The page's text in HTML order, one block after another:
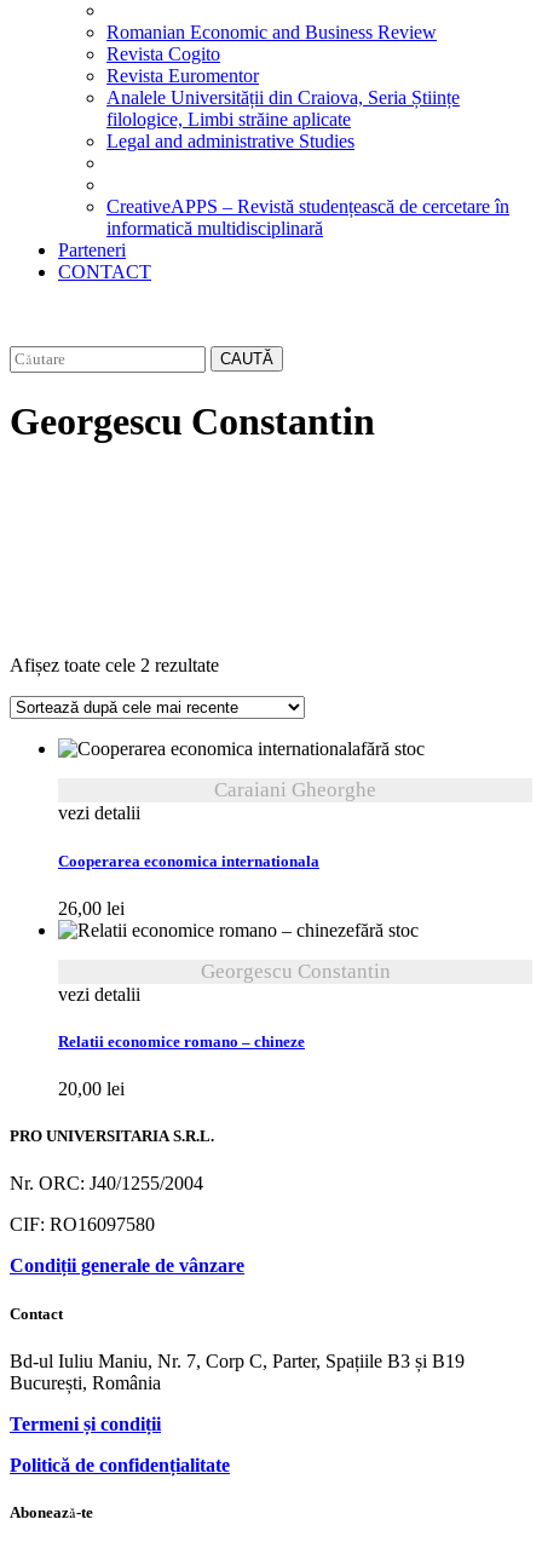
Romanian Economic and Business Review
Revista Cogito
Revista Euromentor
Analele Universității din Craiova, Seria Științe
filologice, Limbi străine aplicate
Legal and administrative Studies
CreativeAPPS – Revistă studențească de cercetare în
informatică multidisciplinară
Parteneri
CONTACT
CAUTĂ
Georgescu Constantin
Afișez toate cele 2 rezultateSortat
cele
recente
fără stoc
Caraiani Gheorghe
vezi detalii
Cooperarea economica internationala
26,00 lei
fără stoc
Georgescu Constantin
vezi detalii
Relatii economice romano – chineze
20,00 lei
PRO UNIVERSITARIA S.R.L.
Nr. ORC: J40/1255/2004
CIF: RO16097580
Condiții generale de vânzare
Contact
Bd-ul Iuliu Maniu, Nr. 7, Corp C, Parter, Spațiile B3 și B19
București, România
Termeni și condiții
Politică de confidențialitate
Abonează-te